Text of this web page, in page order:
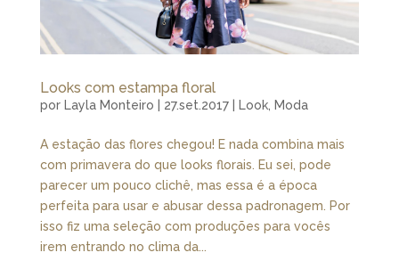
Looks com estampa floral
por Layla Monteiro | 27.set.2017| Look, Moda
A estação das flores chegou! E nada combina mais
com primavera do que looks florais. Eu sei, pode
parecer um pouco clichê, mas essa é a época
perfeita para usar e abusar dessa padronagem. Por
isso fiz uma seleção com produções para vocês
irem entrando no clima da...